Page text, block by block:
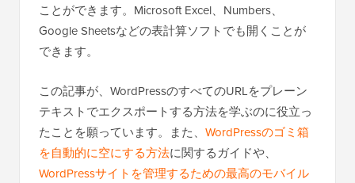
ことができます。Microsoft Excel、Numbers、
Google Sheetsなどの表計算ソフトでも開くことが
できます。
この記事が、WordPressのすべてのURLをプレーン
テキストでエクスポートする方法を学ぶのに役立っ
たことを願っています。また、 WordPressのゴミ箱
を自動的に空にする方法に関するガイドや、
WordPressサイトを管理するための最高のモバイル